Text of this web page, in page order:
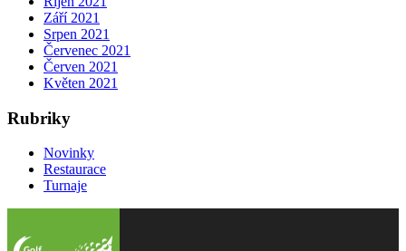
Září 2021
Srpen 2021
Červenec 2021
Červen 2021
Květen 2021
Rubriky
Novinky
Restaurace
Turnaje